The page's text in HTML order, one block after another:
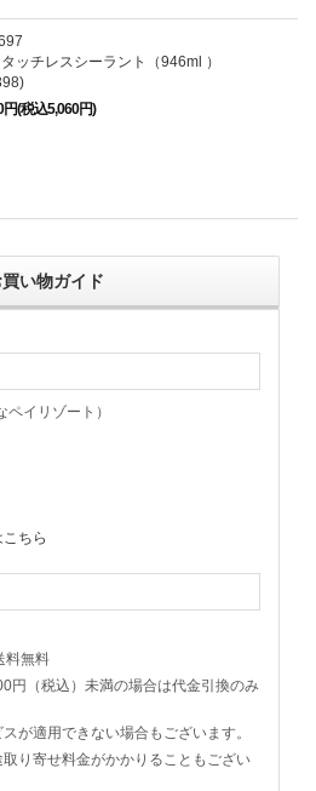
ッチレスシーラント（946ml ）
円(税込5,060円)
買い物ガイド
イリゾート）
ちら
料無料
円（税込）未満の場合は代金引換のみ
が適用できない場合もございます。
り寄せ料金がかかりることもござい